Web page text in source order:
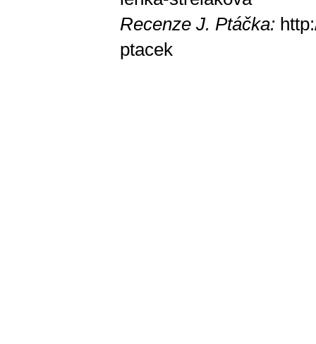
Recenze J. Ptáčka:
ptacek